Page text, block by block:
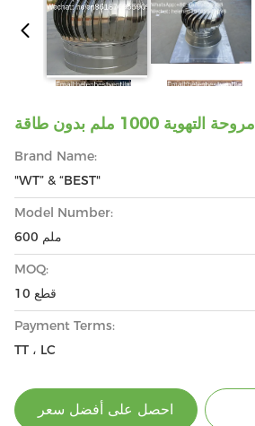
مروحة التهوية 1000 ملم بدون طاقة
Brand Name:
"WT” & “BEST"
Model Number:
600 ملم
MOQ:
10 قطع
Payment Terms:
TT ، LC
احصل على أفضل سعر